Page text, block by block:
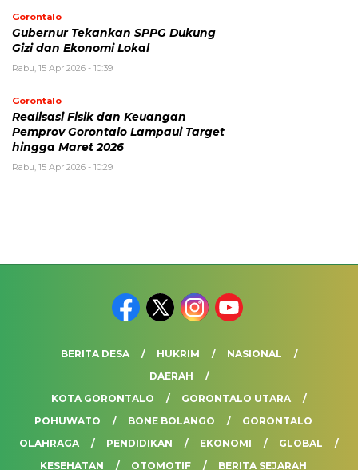
Gorontalo
Gubernur Tekankan SPPG Dukung
Gizi dan Ekonomi Lokal
Rabu, 15 Apr 2026 - 10:39
Gorontalo
Realisasi Fisik dan Keuangan
Pemprov Gorontalo Lampaui Target
hingga Maret 2026
Rabu, 15 Apr 2026 - 10:29
BERITA DESA HUKRIM
NASIONAL
DAERAH
KOTA GORONTALO
GORONTALO UTARA
POHUWATO
BONE BOLANGO
GORONTALO
OLAHRAGA
PENDIDIKAN EKONOMI
GLOBAL
KESEHATAN
OTOMOTIF BERITA SEJARAH